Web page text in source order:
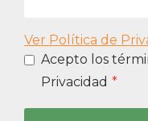
s
u
l
Ver Política de
Acepto los
Privacidad *